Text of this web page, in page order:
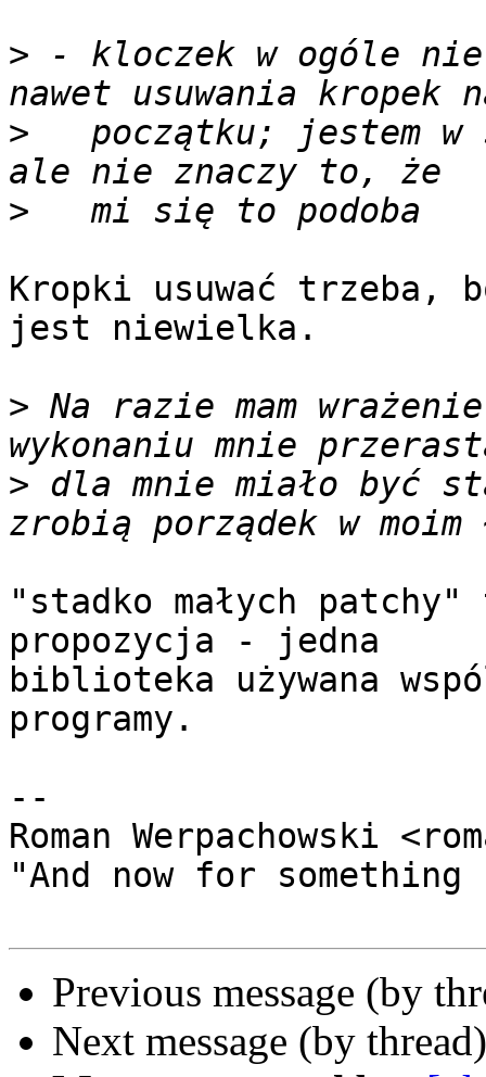
> - kloczek w ogóle nie
>
początku; jestem w
>
Kropki usuwać trzeba,
jest niewielka.
> Na razie mam
> dla mnie miało być
"stadko małych
propozycja - jedna
biblioteka używana
programy.
--
Roman Werpachowski
"And now for
Previous message (by
Next message (by